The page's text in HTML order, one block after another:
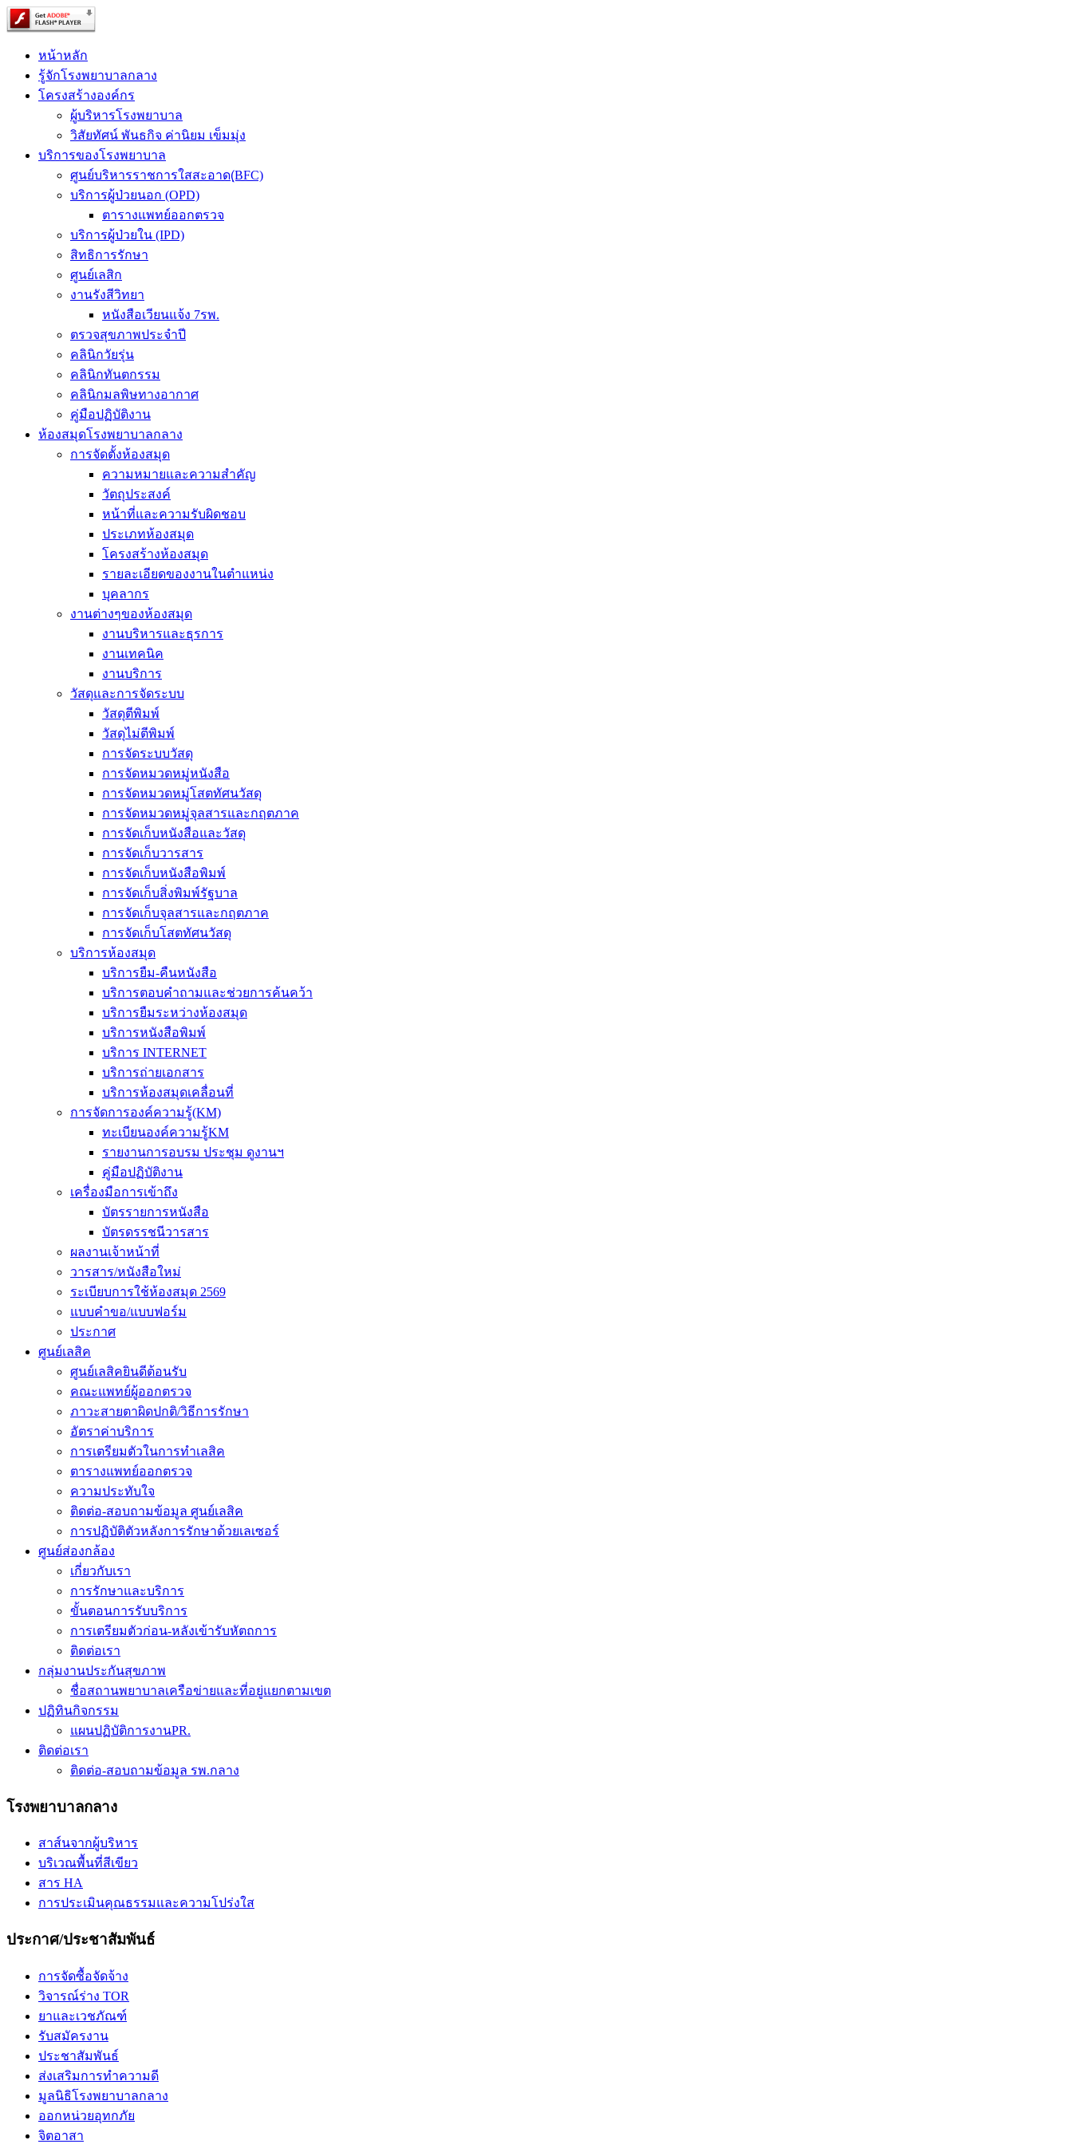
หน้าหลัก
รู้จักโรงพยาบาลกลาง
โครงสร้างองค์กร
ผู้บริหารโรงพยาบาล
วิสัยทัศน์ พันธกิจ ค่านิยม เข็มมุ่ง
บริการของโรงพยาบาล
ศูนย์บริหารราชการใสสะอาด(ฺBFC)
บริการผู้ป่วยนอก (OPD)
ตารางแพทย์ออกตรวจ
บริการผู้ป่วยใน (IPD)
สิทธิการรักษา
ศูนย์เลสิก
งานรังสีวิทยา
หนังสือเวียนแจ้ง 7รพ.
ตรวจสุขภาพประจำปี
คลินิกวัยรุ่น
คลินิกทันตกรรม
คลินิกมลพิษทางอากาศ
คู่มือปฏิบัติงาน
ห้องสมุดโรงพยาบาลกลาง
การจัดตั้งห้องสมุด
ความหมายและความสำคัญ
วัตถุประสงค์
หน้าที่และความรับผิดชอบ
ประเภทห้องสมุด
โครงสร้างห้องสมุด
รายละเอียดของงานในตำแหน่ง
บุคลากร
งานต่างๆของห้องสมุด
งานบริหารและธุรการ
งานเทคนิค
งานบริการ
วัสดุและการจัดระบบ
วัสดุตีพิมพ์
วัสดุไม่ตีพิมพ์
การจัดระบบวัสดุ
การจัดหมวดหมู่หนังสือ
การจัดหมวดหมู่โสตทัศนวัสดุ
การจัดหมวดหมู่จุลสารและกฤตภาค
การจัดเก็บหนังสือและวัสดุ
การจัดเก็บวารสาร
การจัดเก็บหนังสือพิมพ์
การจัดเก็บสิ่งพิมพ์รัฐบาล
การจัดเก็บจุลสารและกฤตภาค
การจัดเก็บโสตทัศนวัสดุ
บริการห้องสมุด
บริการยืม-คืนหนังสือ
บริการตอบคำถามและช่วยการค้นคว้า
บริการยืมระหว่างห้องสมุด
บริการหนังสือพิมพ์
บริการ INTERNET
บริการถ่ายเอกสาร
บริการห้องสมุดเคลื่อนที่
การจัดการองค์ความรู้(KM)
ทะเบียนองค์ความรู้KM
รายงานการอบรม ประชุม ดูงานฯ
คู่มือปฏิบัติงาน
เครื่องมือการเข้าถึง
บัตรรายการหนังสือ
บัตรดรรชนีวารสาร
ผลงานเจ้าหน้าที่
วารสาร/หนังสือใหม่
ระเบียบการใช้ห้องสมุด 2569
แบบคำขอ/แบบฟอร์ม
ประกาศ
ศูนย์เลสิค
ศูนย์เลสิคยินดีต้อนรับ
คณะแพทย์ผู้ออกตรวจ
ภาวะสายตาผิดปกติ/วิธีการรักษา
อัตราค่าบริการ
การเตรียมตัวในการทำเลสิค
ตารางแพทย์ออกตรวจ
ความประทับใจ
ติดต่อ-สอบถามข้อมูล ศูนย์เลสิค
การปฏิบัติตัวหลังการรักษาด้วยเลเซอร์
ศูนย์ส่องกล้อง
เกี่ยวกับเรา
การรักษาและบริการ
ขั้นตอนการรับบริการ
การเตรียมตัวก่อน-หลังเข้ารับหัตถการ
ติดต่อเรา
กลุ่มงานประกันสุขภาพ
ชื่อสถานพยาบาลเครือข่ายและที่อยู่แยกตามเขต
ปฏิทินกิจกรรม
แผนปฏิบัติการงานPR.
ติดต่อเรา
ติดต่อ-สอบถามข้อมูล รพ.กลาง
โรงพยาบาลกลาง
สาส์นจากผู้บริหาร
บริเวณพื้นที่สีเขียว
สาร HA
การประเมินคุณธรรมและความโปร่งใส
ประกาศ/ประชาสัมพันธ์
การจัดซื้อจัดจ้าง
วิจารณ์ร่าง TOR
ยาและเวชภัณฑ์
รับสมัครงาน
ประชาสัมพันธ์
ส่งเสริมการทำความดี
มูลนิธิโรงพยาบาลกลาง
ออกหน่วยอุทกภัย
จิตอาสา